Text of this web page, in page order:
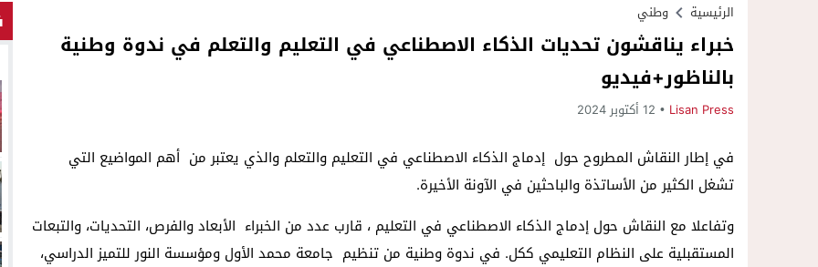
الرئيسية وطني
خبراء يناقشون تحديات الذكاء الاصطناعي في التعليم والتعلم في ندوة وطنية
بالناظور+فيديو
Lisan Press 12 أكتوبر 2024
في إطار النقاش المطروح حول إدماج الذكاء الاصطناعي في التعليم والتعلم والذي يعتبر من أهم المواضيع التي
تشغل الكثير من الأساتذة والباحثين في الآونة الأخيرة.
وتفاعلا مع النقاش حول إدماج الذكاء الاصطناعي في التعليم ، قارب عدد من الخبراء الأبعاد والفرص، التحديات، والتبعات
المستقبلية على النظام التعليمي ككل. في ندوة وطنية من تنظيم جامعة محمد الأول ومؤسسة النور للتميز الدراسي،